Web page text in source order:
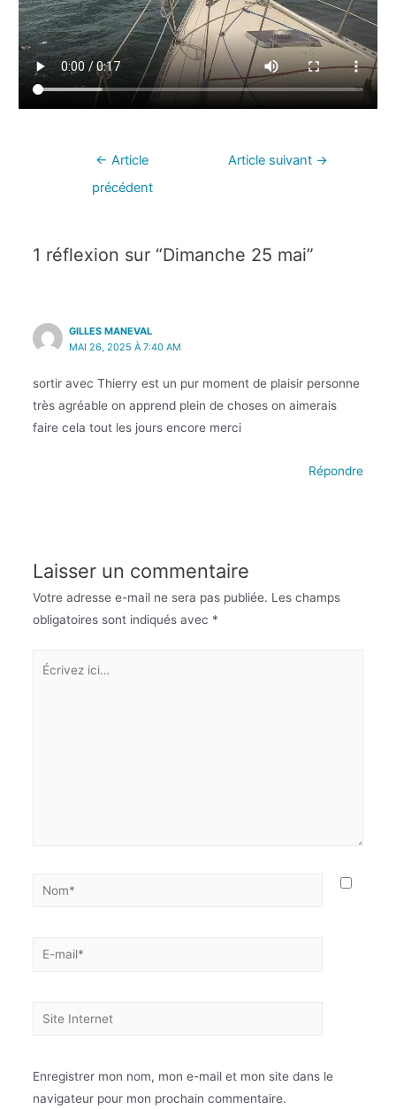
← Article
précédent
Article suivant →
1 réflexion sur “Dimanche 25 mai”
GILLES MANEVAL
MAI 26, 2025 À 7:40 AM
sortir avec Thierry est un pur moment de plaisir personne
très agréable on apprend plein de choses on aimerais
faire cela tout les jours encore merci
Répondre
Laisser un commentaire
Votre adresse e-mail ne sera pas publiée. Les champs
obligatoires sont indiqués avec *
Enregistrer mon nom, mon e-mail et mon site dans le
navigateur pour mon prochain commentaire.